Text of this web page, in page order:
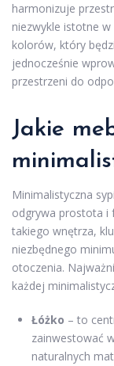
harmonizuje
niezwykle istotne
kolorów, który
jednocześnie
przestrzeni do
Jakie
Minimalistyczna
odgrywa prostota i
takiego wnętrza,
niezbędnego
otoczenia.
każdej
Łóżko – to
zainwestować
naturalnych